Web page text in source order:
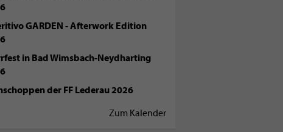
GARDEN - Afterwork Edition
in Bad Wimsbach-Neydharting
der FF Lederau 2026
Zum Kalender